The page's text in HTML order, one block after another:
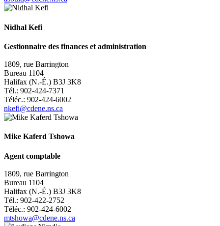
Nidhal Kefi
Gestionnaire des finances et administration
1809, rue Barrington
Bureau 1104
Halifax (N.-É.) B3J 3K8
Tél.: 902-424-7371
Téléc.: 902-424-6002
nkefi@cdene.ns.ca
Mike Kaferd Tshowa
Agent comptable
1809, rue Barrington
Bureau 1104
Halifax (N.-É.) B3J 3K8
Tél.: 902-422-2752
Téléc.: 902-424-6002
mtshowa@cdene.ns.ca